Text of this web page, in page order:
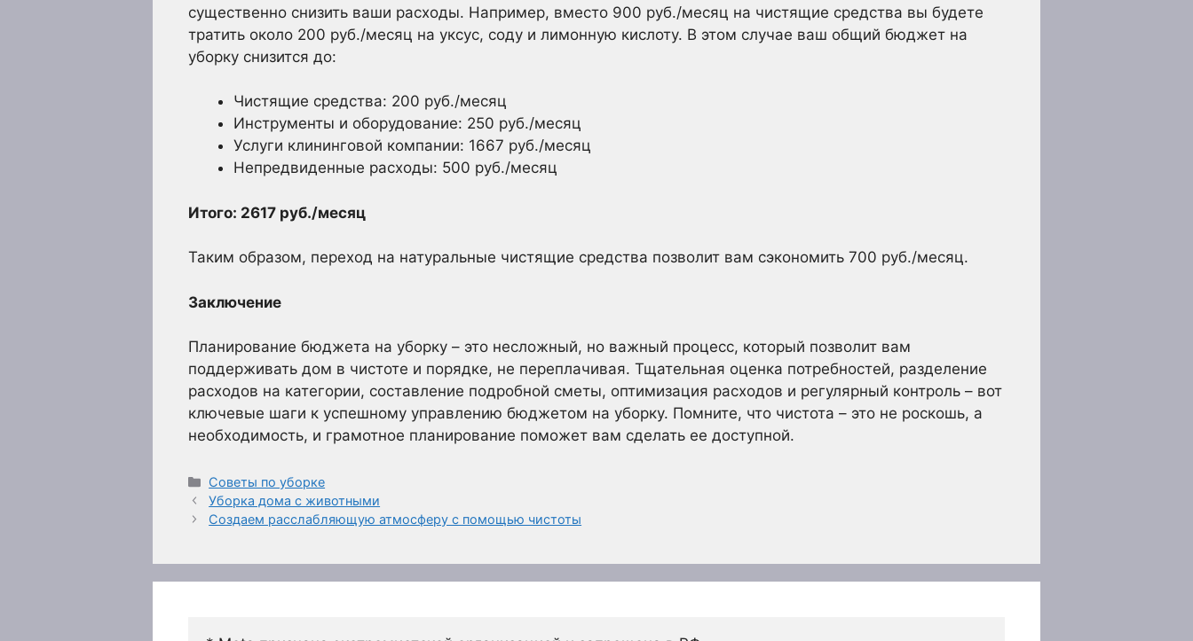
существенно снизить ваши расходы. Например, вместо 900 руб./месяц на чистящие средства вы будете
тратить около 200 руб./месяц на уксус, соду и лимонную кислоту. В этом случае ваш общий бюджет на
уборку снизится до:
Чистящие средства: 200 руб./месяц
Инструменты и оборудование: 250 руб./месяц
Услуги клининговой компании: 1667 руб./месяц
Непредвиденные расходы: 500 руб./месяц
Итого: 2617 руб./месяц
Таким образом, переход на натуральные чистящие средства позволит вам сэкономить 700 руб./месяц.
Заключение
Планирование бюджета на уборку – это несложный, но важный процесс, который позволит вам
поддерживать дом в чистоте и порядке, не переплачивая. Тщательная оценка потребностей, разделение
расходов на категории, составление подробной сметы, оптимизация расходов и регулярный контроль – вот
ключевые шаги к успешному управлению бюджетом на уборку. Помните, что чистота – это не роскошь, а
необходимость, и грамотное планирование поможет вам сделать ее доступной.
Рубрики
Советы по уборке
Уборка дома с животными
Создаем расслабляющую атмосферу с помощью чистоты